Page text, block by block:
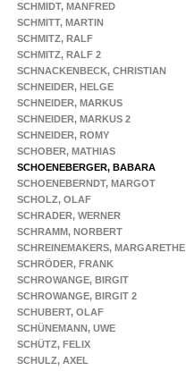
SCHMIDT, MANFRED
SCHMITT, MARTIN
SCHMITZ, RALF
SCHMITZ, RALF 2
SCHNACKENBECK, CHRISTIAN
SCHNEIDER, HELGE
SCHNEIDER, MARKUS
SCHNEIDER, MARKUS 2
SCHNEIDER, ROMY
SCHOBER, MATHIAS
SCHOENEBERGER, BABARA
SCHOENEBERNDT, MARGOT
SCHOLZ, OLAF
SCHRADER, WERNER
SCHRAMM, NORBERT
SCHREINEMAKERS, MARGARETHE
SCHRÖDER, FRANK
SCHROWANGE, BIRGIT
SCHROWANGE, BIRGIT 2
SCHUBERT, OLAF
SCHÜNEMANN, UWE
SCHÜTZ, FELIX
SCHULZ, AXEL